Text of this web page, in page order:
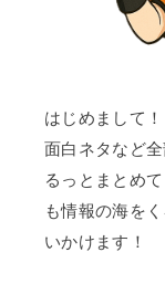
はじめまして
面白ネタなど
るっとまとめ
も情報の海を
いかけます！